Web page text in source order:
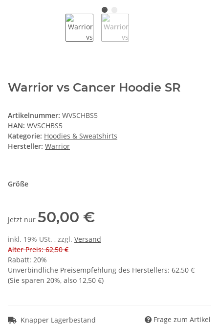
Warrior vs Cancer Hoodie SR
Artikelnummer: WVSCHBS5
HAN: WVSCHBS5
Kategorie: Hoodies & Sweatshirts
Hersteller: Warrior
Größe
jetzt nur 50,00 €
inkl. 19% USt. , zzgl. Versand
Alter Preis: 62,50 €
Rabatt: 20%
Unverbindliche Preisempfehlung des Herstellers: 62,50 €
(Sie sparen 20%, also 12,50 €)
Knapper Lagerbestand Frage zum Artikel